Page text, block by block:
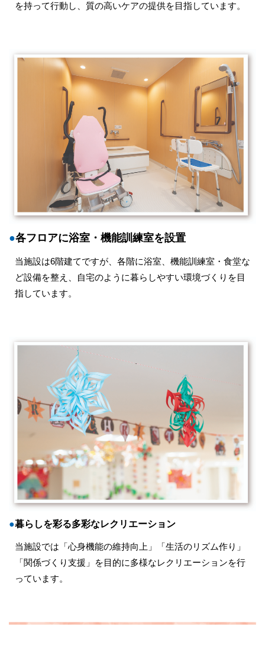
を持って行動し、質の高いケアの提供を目指しています。
●各フロアに浴室・機能訓練室を設置
当施設は6階建てですが、各階に浴室、機能訓練室・食堂な
ど設備を整え、自宅のように暮らしやすい環境づくりを目
指しています。
●暮らしを彩る多彩なレクリエーション
当施設では「心身機能の維持向上」「生活のリズム作り」
「関係づくり支援」を目的に多様なレクリエーションを行
っています。